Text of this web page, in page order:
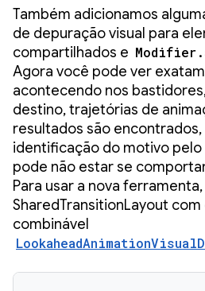
Também adicionamos
de depuração visual para
compartilhados e
Agora você pode ver
acontecendo nos
destino, trajetórias de
resultados são
identificação do motivo pelo
pode não estar se
Para usar a nova
SharedTransitionLayout
combinável